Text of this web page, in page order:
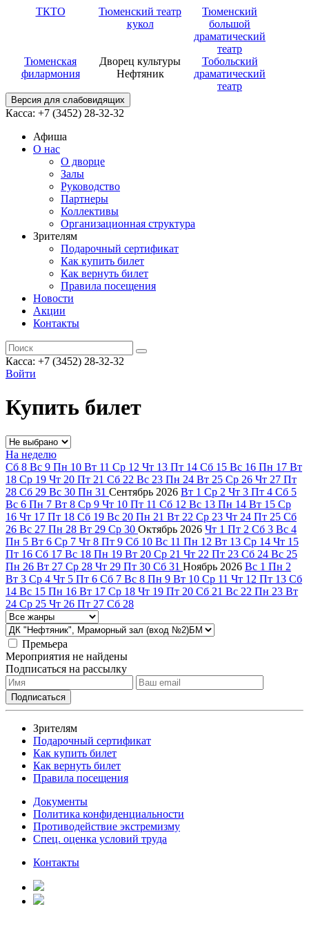
ТКТО
Тюменский театр
кукол
Тюменский
большой
драматический
театр
Тюменская
филармония
Дворец культуры
Нефтяник
Тобольский
драматический
театр
Версия для слабовидящих
Касса: +7 (3452) 28-32-32
Афиша
О нас
О дворце
Залы
Руководство
Партнеры
Коллективы
Организационная структура
Зрителям
Подарочный сертификат
Как купить билет
Как вернуть билет
Правила посещения
Новости
Акции
Контакты
Касса: +7 (3452) 28-32-32
Войти
Купить билет
На неделю
Сб 8 Вс 9 Пн 10 Вт 11 Ср 12 Чт 13 Пт 14 Сб 15 Вс 16 Пн 17 Вт
18 Ср 19 Чт 20 Пт 21 Сб 22 Вс 23 Пн 24 Вт 25 Ср 26 Чт 27 Пт
28 Сб 29 Вс 30 Пн 31 Сентябрь 2026 Вт 1 Ср 2 Чт 3 Пт 4 Сб 5
Вс 6 Пн 7 Вт 8 Ср 9 Чт 10 Пт 11 Сб 12 Вс 13 Пн 14 Вт 15 Ср
16 Чт 17 Пт 18 Сб 19 Вс 20 Пн 21 Вт 22 Ср 23 Чт 24 Пт 25 Сб
26 Вс 27 Пн 28 Вт 29 Ср 30 Октябрь 2026 Чт 1 Пт 2 Сб 3 Вс 4
Пн 5 Вт 6 Ср 7 Чт 8 Пт 9 Сб 10 Вс 11 Пн 12 Вт 13 Ср 14 Чт 15
Пт 16 Сб 17 Вс 18 Пн 19 Вт 20 Ср 21 Чт 22 Пт 23 Сб 24 Вс 25
Пн 26 Вт 27 Ср 28 Чт 29 Пт 30 Сб 31 Ноябрь 2026 Вс 1 Пн 2
Вт 3 Ср 4 Чт 5 Пт 6 Сб 7 Вс 8 Пн 9 Вт 10 Ср 11 Чт 12 Пт 13 Сб
14 Вс 15 Пн 16 Вт 17 Ср 18 Чт 19 Пт 20 Сб 21 Вс 22 Пн 23 Вт
24 Ср 25 Чт 26 Пт 27 Сб 28
Премьера
Мероприятия не найдены
Подписаться на рассылку
Зрителям
Подарочный сертификат
Как купить билет
Как вернуть билет
Правила посещения
Документы
Политика конфиденциальности
Противодействие экстремизму
Спец. оценка условий труда
Контакты